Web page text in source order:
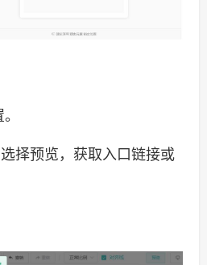
择预览，获取入口链接或